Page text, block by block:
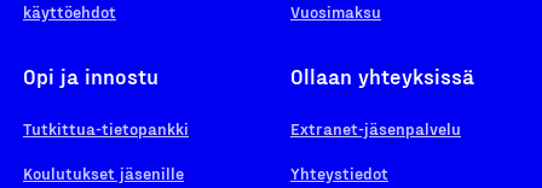
käyttöehdot
Vuosimaksu
Opi ja innostu
Tutkittua-tietopankki
Koulutukset jäsenille
Ollaan yhteyksissä
Extranet-jäsenpalvelu
Yhteystiedot